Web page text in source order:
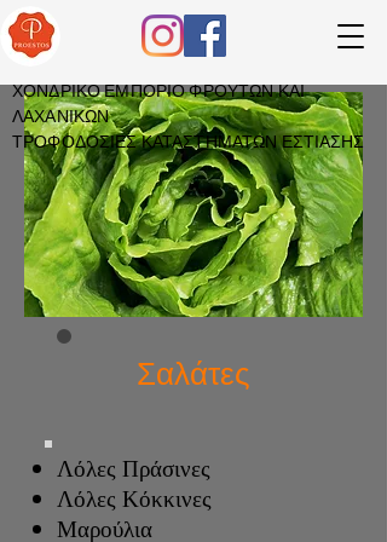
ΧΟΝΔΡΙΚΟ ΕΜΠΟΡΙΟ ΦΡΟΥΤΩΝ ΚΑΙ
ΛΑΧΑΝΙΚΩΝ
ΤΡΟΦΟΔΟΣΙΕΣ ΚΑΤΑΣΤΗΜΑΤΩΝ ΕΣΤΙΑΣΗΣ
Σαλάτες
Λόλες Πράσινες
Λόλες Κόκκινες
Μαρούλια